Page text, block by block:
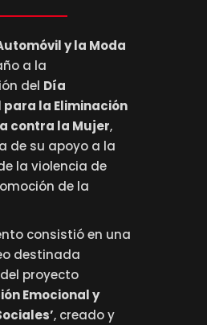
y la Moda
a la
del Día
la Eliminación
contra la Mujer,
de su apoyo a la
la violencia de
de la
consistió en una
destinada
proyecto
Emocional y
, creado y